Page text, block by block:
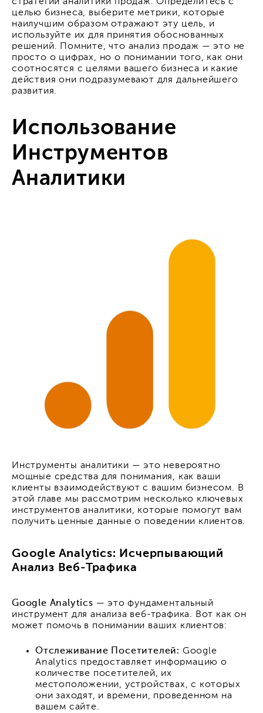
целью бизнеса, выберите метрики, которые
наилучшим образом отражают эту цель, и
используйте их для принятия обоснованных
решений. Помните, что анализ продаж — это не
просто о цифрах, но о понимании того, как они
соотносятся с целями вашего бизнеса и какие
действия они подразумевают для дальнейшего
развития.
Использование
Инструментов
Аналитики
Инструменты аналитики — это невероятно
мощные средства для понимания, как ваши
клиенты взаимодействуют с вашим бизнесом. В
этой главе мы рассмотрим несколько ключевых
инструментов аналитики, которые помогут вам
получить ценные данные о поведении клиентов.
Google Analytics: Исчерпывающий
Анализ Веб-Трафика
Google Analytics — это фундаментальный
инструмент для анализа веб-трафика. Вот как он
может помочь в понимании ваших клиентов:
Отслеживание Посетителей: Google
Analytics предоставляет информацию о
количестве посетителей, их
местоположении, устройствах, с которых
они заходят, и времени, проведенном на
вашем сайте.